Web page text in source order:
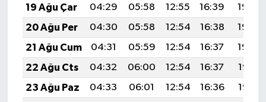
19 Ağu Çar
04:29 05:58 12:55 16:39
19:42
20 Ağu Per
04:30 05:58 12:54 16:38
19:40
21 Ağu Cum
04:31 05:59 12:54 16:37
19:39
22 Ağu Cts
04:32 06:00 12:54 16:37
19:38
23 Ağu Paz
04:33 06:01 12:54 16:36
19:36